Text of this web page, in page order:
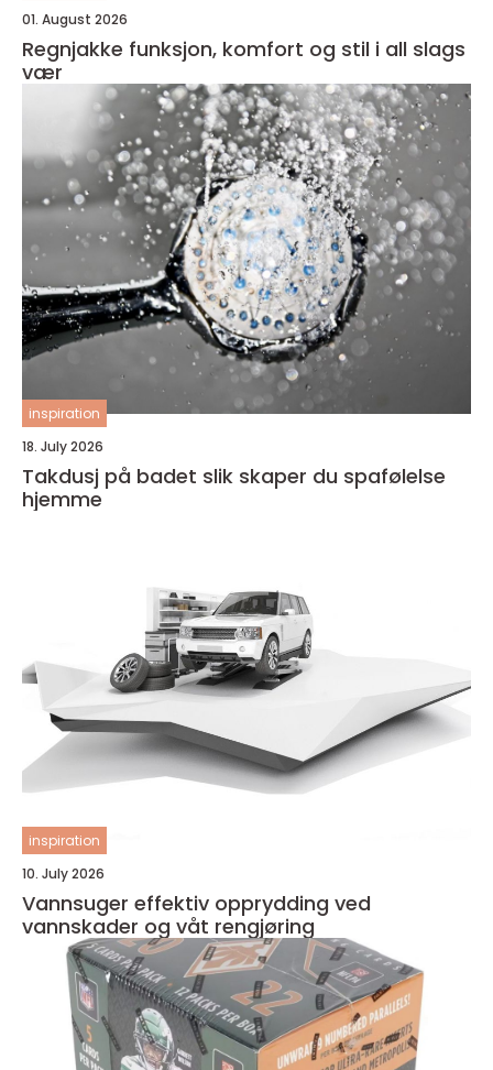
01. August 2026
Regnjakke funksjon, komfort og stil i all slags
vær
inspiration
18. July 2026
Takdusj på badet slik skaper du spafølelse
hjemme
inspiration
10. July 2026
Vannsuger effektiv opprydding ved
vannskader og våt rengjøring